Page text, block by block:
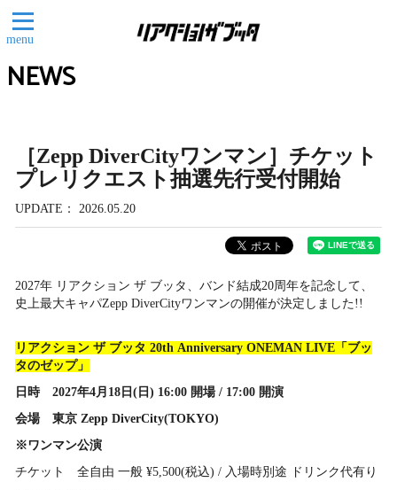
menu
NEWS
［Zepp DiverCityワンマン］チケット
プレリクエスト抽選先行受付開始
UPDATE 2026.05.20
2027年 リアクション ザ ブッタ、バンド結成20周年を記念して、
史上最大キャパZepp DiverCityワンマンの開催が決定しました!!
リアクション ザ ブッタ 20th Anniversary ONEMAN LIVE「ブッ
タのゼップ」
日時 2027年4月18日(日) 16:00 開場 / 17:00 開演
会場 東京 Zepp DiverCity(TOKYO)
※ワンマン公演
チケット 全自由 一般 ¥5,500(税込) / 入場時別途 ドリンク代有り